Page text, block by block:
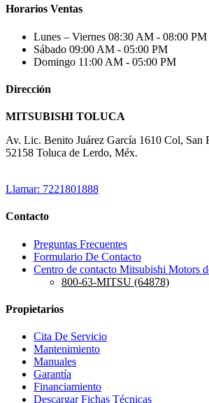
Horarios Ventas
Lunes – Viernes 08:30 AM - 08:00 PM
Sábado 09:00 AM - 05:00 PM
Domingo 11:00 AM - 05:00 PM
Dirección
MITSUBISHI TOLUCA
Av. Lic. Benito Juárez García 1610 Col, San
52158 Toluca de Lerdo, Méx.
Llamar: 7221801888
Contacto
Preguntas Frecuentes
Formulario De Contacto
Centro de contacto Mitsubishi Motors
800-63-MITSU (64878)
Propietarios
Cita De Servicio
Mantenimiento
Manuales
Garantía
Financiamiento
Descargar Fichas Técnicas